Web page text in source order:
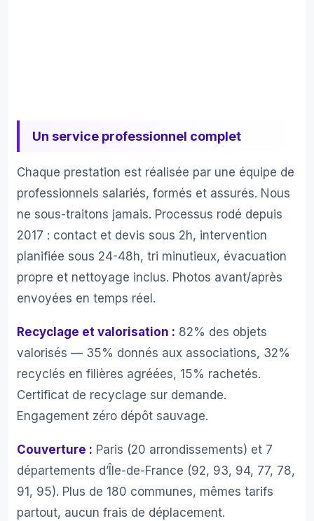
Un service professionnel complet
Chaque prestation est réalisée par une équipe de
professionnels salariés, formés et assurés. Nous
ne sous-traitons jamais. Processus rodé depuis
2017 : contact et devis sous 2h, intervention
planifiée sous 24-48h, tri minutieux, évacuation
propre et nettoyage inclus. Photos avant/après
envoyées en temps réel.
Recyclage et valorisation : 82% des objets
valorisés — 35% donnés aux associations, 32%
recyclés en filières agréées, 15% rachetés.
Certificat de recyclage sur demande.
Engagement zéro dépôt sauvage.
Couverture : Paris (20 arrondissements) et 7
départements d’Île-de-France (92, 93, 94, 77, 78,
91, 95). Plus de 180 communes, mêmes tarifs
partout, aucun frais de déplacement.